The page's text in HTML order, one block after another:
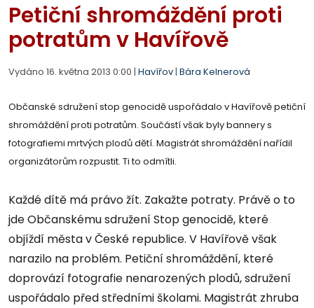
Petiční shromáždění proti
potratům v Havířově
Vydáno 16. května 2013 0:00 | Havířov | Bára Kelnerová
Občanské sdružení stop genocidě uspořádalo v Havířově petiční
shromáždění proti potratům. Součástí však byly bannery s
fotografiemi mrtvých plodů dětí. Magistrát shromáždění nařídil
organizátorům rozpustit. Ti to odmítli.
Každé dítě má právo žít. Zakažte potraty. Právě o to
jde Občanskému sdružení Stop genocidě, které
objíždí města v České republice. V Havířově však
narazilo na problém. Petiční shromáždění, které
doprovází fotografie nenarozených plodů, sdružení
uspořádalo před středními školami. Magistrát zhruba